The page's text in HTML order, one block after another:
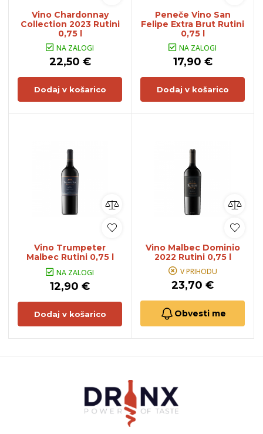
Vino Chardonnay
Collection 2023 Rutini
0,75 l
NA ZALOGI
22,50 €
Dodaj v košarico
Peneče Vino San
Felipe Extra Brut Rutini
0,75 l
NA ZALOGI
17,90 €
Dodaj v košarico
Vino Trumpeter
Malbec Rutini 0,75 l
NA ZALOGI
12,90 €
Dodaj v košarico
Vino Malbec Dominio
2022 Rutini 0,75 l
V PRIHODU
23,70 €
Obvesti me